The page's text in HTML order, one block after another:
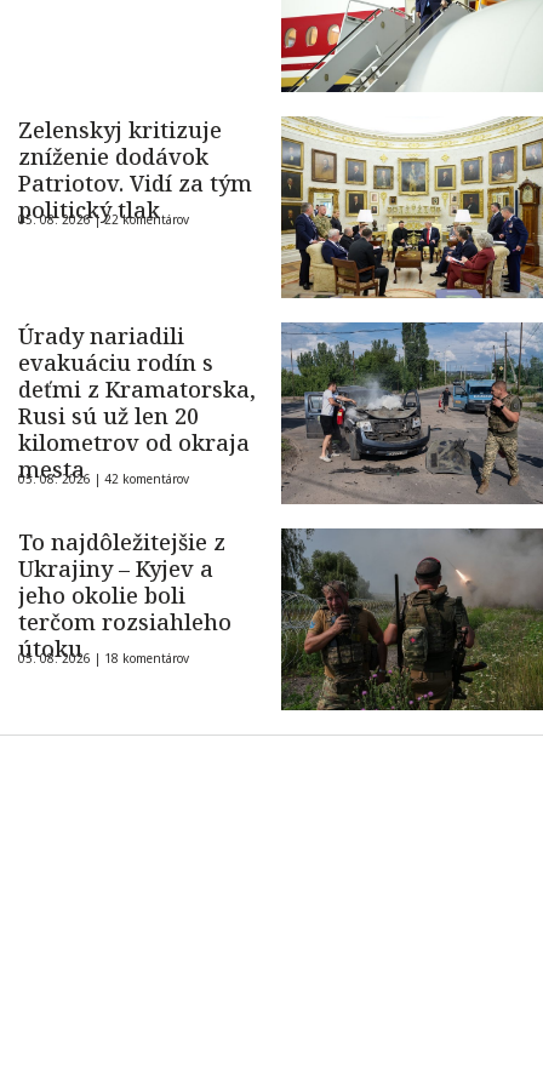
Zelenskyj kritizuje
zníženie dodávok
Patriotov. Vidí za tým
politický tlak
05. 08. 2026 |22 komentárov
Úrady nariadili
evakuáciu rodín s
deťmi z Kramatorska,
Rusi sú už len 20
kilometrov od okraja
mesta
05. 08. 2026 | 42 komentárov
To najdôležitejšie z
Ukrajiny – Kyjev a
jeho okolie boli
terčom rozsiahleho
útoku
05. 08. 2026 | 18 komentárov